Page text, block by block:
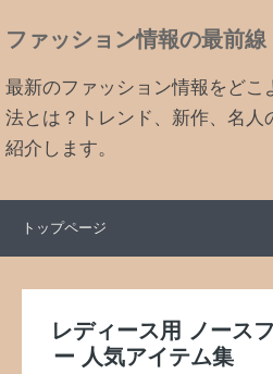
ファッション情報の最前線
最新のファッション情報をどこ
法とは？トレンド、新作、名人
紹介します。
トップページ
レディース用 ノース
ー 人気アイテム集